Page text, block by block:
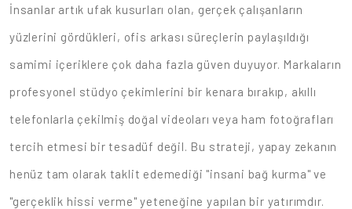
İnsanlar artık ufak kusurları olan, gerçek çalışanların
yüzlerini gördükleri, ofis arkası süreçlerin paylaşıldığı
samimi içeriklere çok daha fazla güven duyuyor. Markaların
profesyonel stüdyo çekimlerini bir kenara bırakıp, akıllı
telefonlarla çekilmiş doğal videoları veya ham fotoğrafları
tercih etmesi bir tesadüf değil. Bu strateji, yapay zekanın
henüz tam olarak taklit edemediği "insani bağ kurma" ve
"gerçeklik hissi verme" yeteneğine yapılan bir yatırımdır.